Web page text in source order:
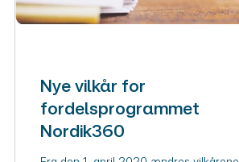
Nye vilkår for
fordelsprogrammet
Nordik360